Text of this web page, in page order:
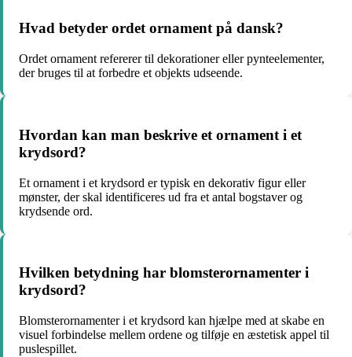
Hvad betyder ordet ornament på dansk?
Ordet ornament refererer til dekorationer eller pynteelementer,
der bruges til at forbedre et objekts udseende.
Hvordan kan man beskrive et ornament i et
krydsord?
Et ornament i et krydsord er typisk en dekorativ figur eller
mønster, der skal identificeres ud fra et antal bogstaver og
krydsende ord.
Hvilken betydning har blomsterornamenter i
krydsord?
Blomsterornamenter i et krydsord kan hjælpe med at skabe en
visuel forbindelse mellem ordene og tilføje en æstetisk appel til
puslespillet.